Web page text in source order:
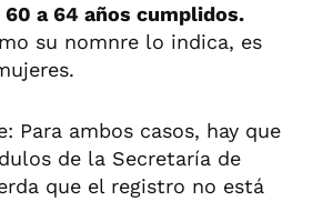
60 a 64 años cumplidos.
su nomnre lo indica, es
Para ambos casos, hay que
de la Secretaría de
que el registro no está